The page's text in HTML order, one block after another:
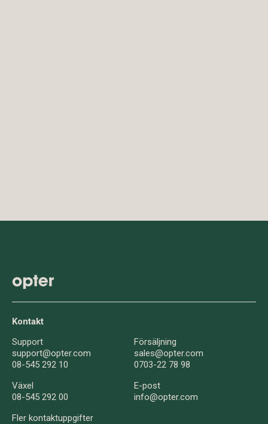
Kontakt
Support
support@opter.com
08-545 292 10
Försäljning
sales@opter.com
0703-22 78 98
Växel
08-545 292 00
E-post
info@opter.com
Fler kontaktuppgifter